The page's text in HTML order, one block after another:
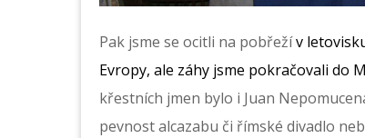
Pak jsme se ocitli na pobřežív
Evropy, ale záhy jsme pokračovali do
křestních jmen bylo i Juan
pevnost alcazabu či římské divadlo